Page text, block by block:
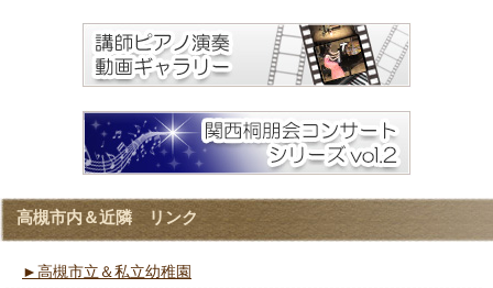
高槻市内＆近隣 リンク
►高槻市立＆私立幼稚園